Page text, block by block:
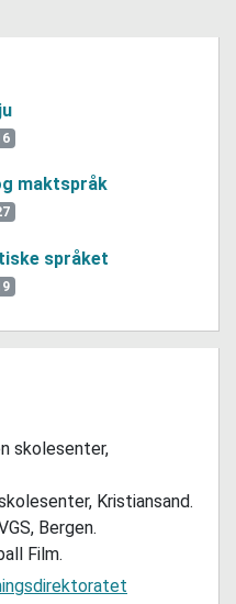
maktspråk
språket
skolesenter,
Kristiansand.
Bergen.
Film.